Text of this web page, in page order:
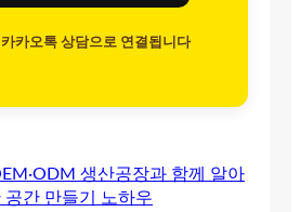
카오톡 상담으로 연결됩니다
생산공장과 함께 알아
공간 만들기 노하우